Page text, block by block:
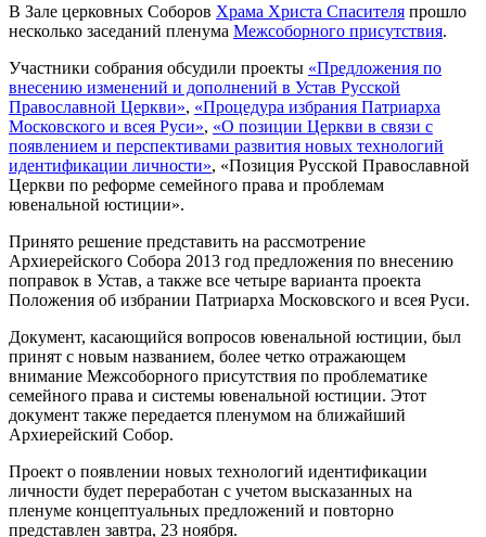
В Зале церковных Соборов Храма Христа Спасителя прошло
несколько заседаний пленума Межсоборного присутствия.
Участники собрания обсудили проекты «Предложения по
внесению изменений и дополнений в Устав Русской
Православной Церкви», «Процедура избрания Патриарха
Московского и всея Руси», «О позиции Церкви в связи с
появлением и перспективами развития новых технологий
идентификации личности», «Позиция Русской Православной
Церкви по реформе семейного права и проблемам
ювенальной юстиции».
Принято решение представить на рассмотрение
Архиерейского Собора 2013 год предложения по внесению
поправок в Устав, а также все четыре варианта проекта
Положения об избрании Патриарха Московского и всея Руси.
Документ, касающийся вопросов ювенальной юстиции, был
принят с новым названием, более четко отражающем
внимание Межсоборного присутствия по проблематике
семейного права и системы ювенальной юстиции. Этот
документ также передается пленумом на ближайший
Архиерейский Собор.
Проект о появлении новых технологий идентификации
личности будет переработан с учетом высказанных на
пленуме концептуальных предложений и повторно
представлен завтра, 23 ноября.